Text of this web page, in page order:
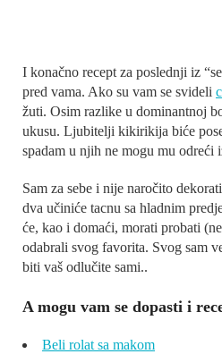
I konačno recept za poslednji iz
pred vama. Ako su vam se svideli
žuti. Osim razlike u dominantnoj
ukusu. Ljubitelji kikirikija biće
spadam u njih ne mogu mu odreći
Sam za sebe i nije naročito
dva učiniće tacnu sa hladnim
će, kao i domaći, morati probati
odabrali svog favorita. Svog sam
biti vaš odlučite sami..
A mogu vam se dopasti i
Beli rolat sa makom